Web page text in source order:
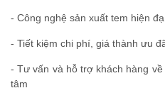
- Công nghệ sản xuất tem hiện
- Tiết kiệm chi phí, giá thành ưu
- Tư vấn và hỗ trợ khách hàng
tâm